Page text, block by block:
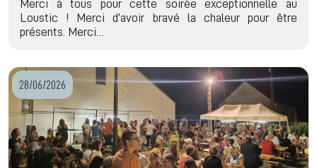
Merci à tous pour cette soirée exceptionnelle au
Loustic ! Merci d’avoir bravé la chaleur pour être
présents. Merci…
28/06/2026